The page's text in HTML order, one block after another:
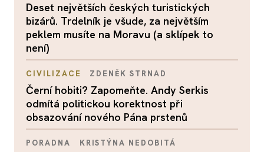
Deset největších českých turistických
bizárů. Trdelník je všude, za největším
peklem musíte na Moravu (a sklípek to
není)
CIVILIZACE ZDENĚK STRNAD
Černí hobiti? Zapomeňte. Andy Serkis
odmítá politickou korektnost při
obsazování nového Pána prstenů
PORADNA KRISTÝNA NEDOBITÁ